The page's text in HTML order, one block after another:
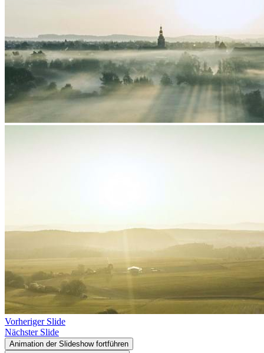
Vorheriger Slide
Nächster Slide
Animation der Slideshow fortführen